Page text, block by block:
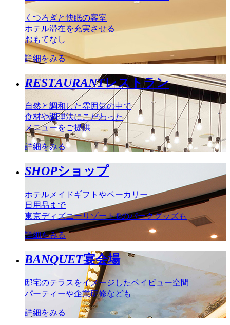
くつろぎと快眠の客室
ホテル滞在を充実させる
おもてなし
詳細をみる
RESTAURANTレストラン
自然と調和した雰囲気の中で
食材や調理法にこだわった
メニューをご提供
詳細をみる
SHOPショップ
ホテルメイドギフトやベーカリー
日用品まで
東京ディズニーリゾート®のパークグッズも
詳細をみる
BANQUET宴会場
邸宅のテラスをイメージしたベイビュー空間
パーティーや企業研修なども
詳細をみる